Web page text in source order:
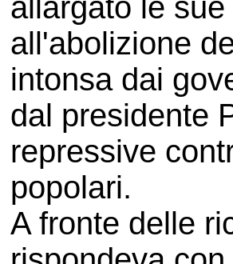
allargato le
all'abolizione
intonsa dai
dal presidente
repressive
popolari.
A fronte delle